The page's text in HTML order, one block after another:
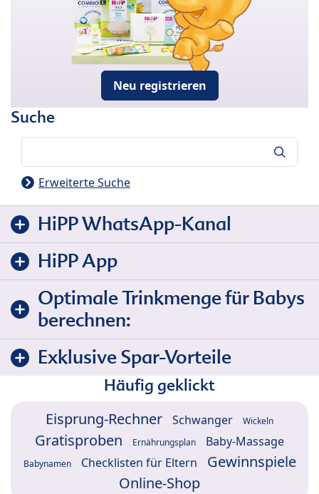
Neu registrieren
Suche
Erweiterte Suche
HiPP WhatsApp-Kanal
HiPP App
Optimale Trinkmenge für Babys
berechnen:
Exklusive Spar-Vorteile
Häufig geklickt
Eisprung-Rechner Schwanger Wickeln
Gratisproben Ernährungsplan Baby-Massage
Babynamen Checklisten für Eltern
Gewinnspiele
Online-Shop